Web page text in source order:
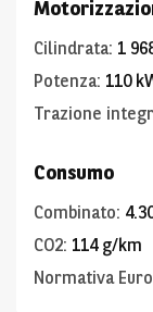
Cilindrata: 1
Potenza: 110
Trazione
Consumo
Combinato:
CO2: 114 g/km
Normativa Euro